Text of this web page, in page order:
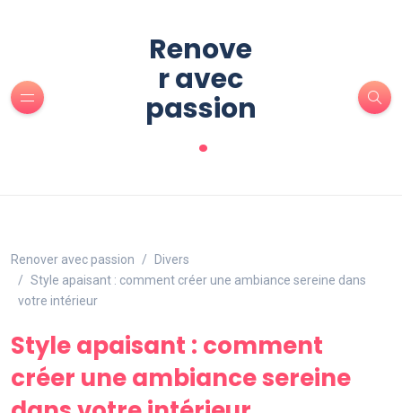
Renove
r avec
passion
.
Renover avec passion
Divers
Style apaisant : comment créer une ambiance sereine dans
votre intérieur
Style apaisant : comment
créer une ambiance sereine